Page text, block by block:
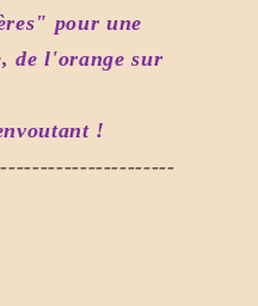
pour une
de l'orange sur
!